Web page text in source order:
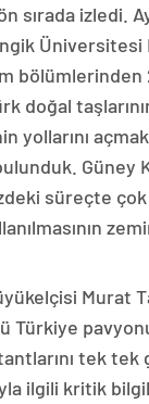
sırada izledi.
Üniversitesi
bölümlerinden
doğal
yollarını
Güney
süreçte çok
Murat
Türkiye
tek tek
ilgili kritik